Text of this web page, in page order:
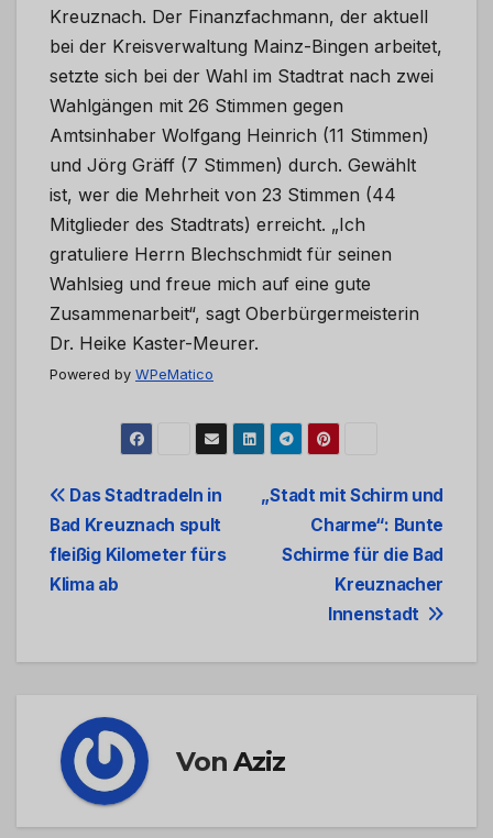
Kreuznach. Der Finanzfachmann, der aktuell
bei der Kreisverwaltung Mainz-Bingen arbeitet,
setzte sich bei der Wahl im Stadtrat nach zwei
Wahlgängen mit 26 Stimmen gegen
Amtsinhaber Wolfgang Heinrich (11 Stimmen)
und Jörg Gräff (7 Stimmen) durch. Gewählt
ist, wer die Mehrheit von 23 Stimmen (44
Mitglieder des Stadtrats) erreicht. „Ich
gratuliere Herrn Blechschmidt für seinen
Wahlsieg und freue mich auf eine gute
Zusammenarbeit“, sagt Oberbürgermeisterin
Dr. Heike Kaster-Meurer.
Powered by WPeMatico
Beitrags-
Navigation
„Stadt mit Schirm und
Charme“: Bunte
Schirme für die Bad
Kreuznacher
Innenstadt
Das Stadtradeln in
Bad Kreuznach spult
fleißig Kilometer fürs
Klima ab
VonAziz